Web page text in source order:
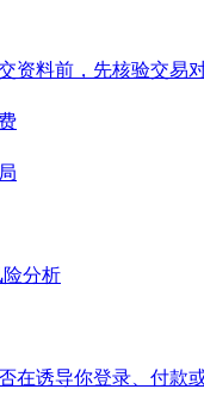
资料前，先核验交易
分析
在诱导你登录、付款